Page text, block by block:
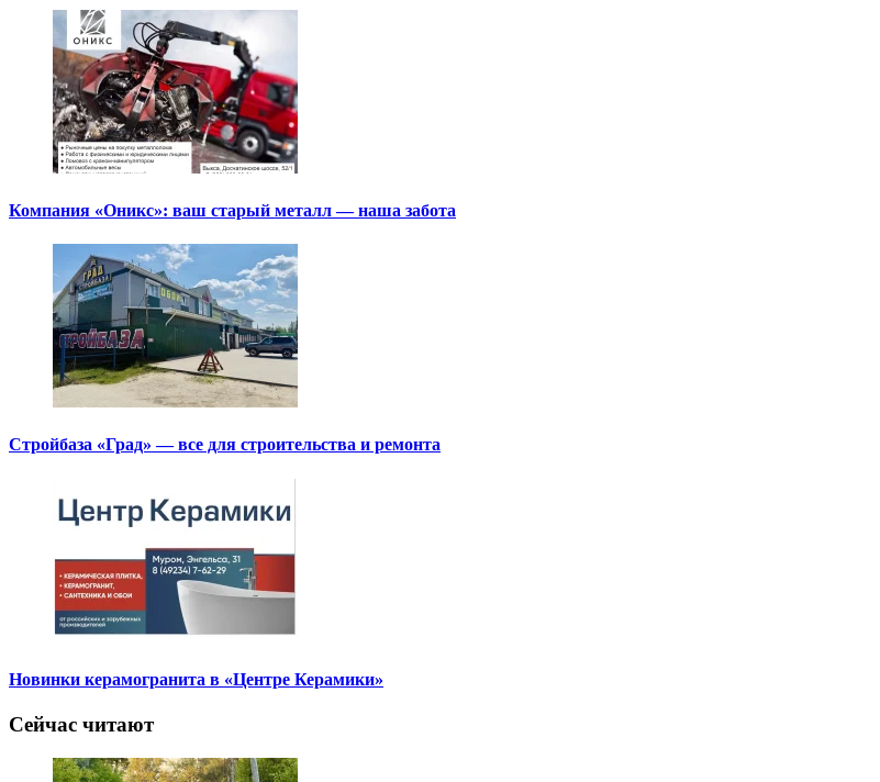
Компания «Оникс»: ваш старый металл — наша забота
Стройбаза «Град» — все для строительства и ремонта
Новинки керамогранита в «Центре Керамики»
Сейчас читают